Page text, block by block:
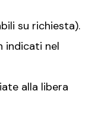
su richiesta).
indicati nel
alla libera